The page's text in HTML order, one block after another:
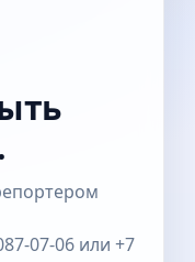
07-06 или +7